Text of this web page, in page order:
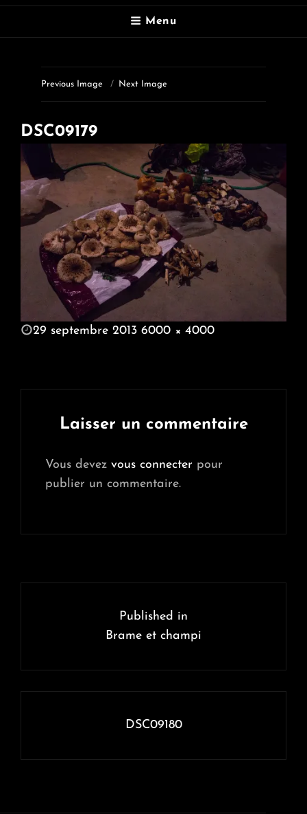
Menu
Previous Image Next Image
DSC09179
POSTED
29 septembre 2013 6000 × 4000
Laisser un commentaire
Vous devez vous connecter pour
publier un commentaire.
Published in
Brame et champi
DSC09180